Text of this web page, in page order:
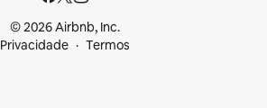
© 2026 Airbnb, Inc.
Privacidade
Termos